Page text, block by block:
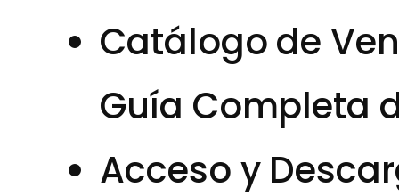
Catálogo de
Guía Completa
Acceso y